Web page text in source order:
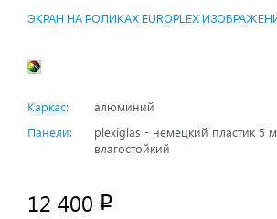
ЭКРАН НА РОЛИКАХ EUROPLEX
Каркас:
алюминий
Панели:
plexiglas - немецкий пластик 5
влагостойкий
12 400 p